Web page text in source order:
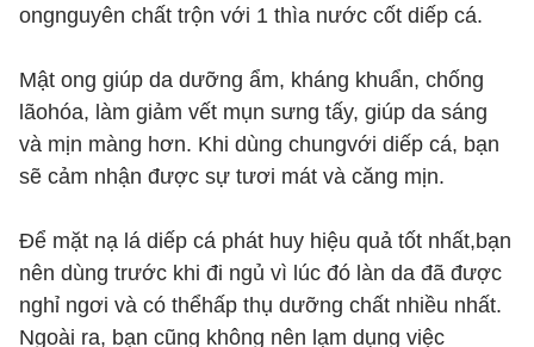
ongnguyên chất trộn với 1 thìa nước cốt diếp cá.
Mật ong giúp da dưỡng ẩm, kháng khuẩn, chống
lãohóa, làm giảm vết mụn sưng tấy, giúp da sáng
và mịn màng hơn. Khi dùng chungvới diếp cá, bạn
sẽ cảm nhận được sự tươi mát và căng mịn.
Để mặt nạ lá diếp cá phát huy hiệu quả tốt nhất,bạn
nên dùng trước khi đi ngủ vì lúc đó làn da đã được
nghỉ ngơi và có thểhấp thụ dưỡng chất nhiều nhất.
Ngoài ra, bạn cũng không nên lạm dụng việc